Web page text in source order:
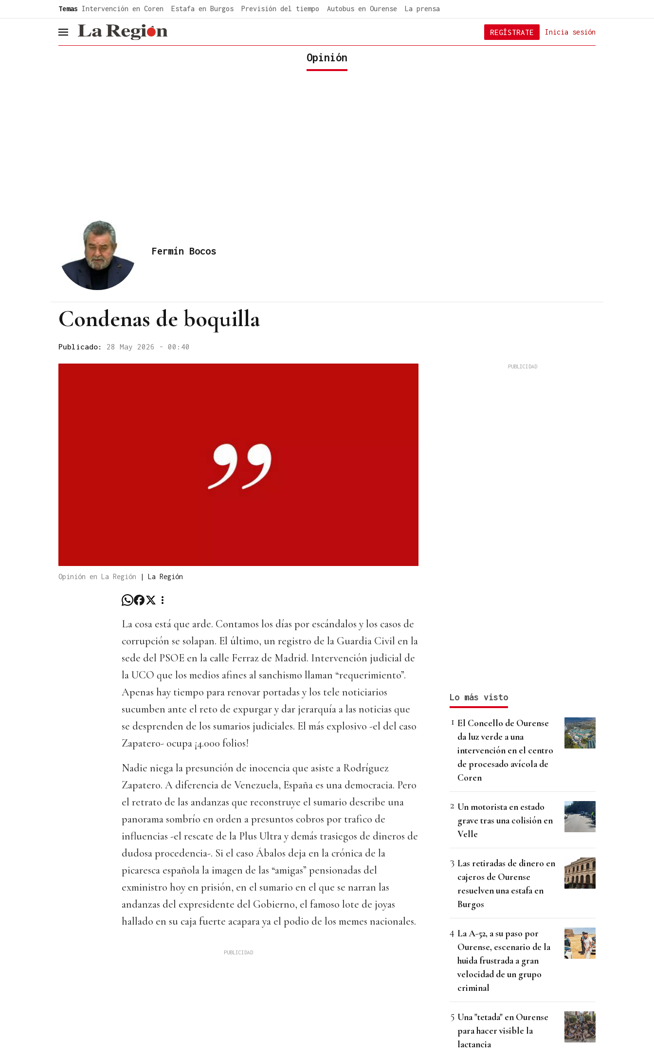
Temas Intervención en Coren Estafa en Burgos Previsión del tiempo Autobus en Ourense La prensa
header.menu.open Inicia sesión
REGÍSTRATE
Opinión
Fermín Bocos
Condenas de boquilla
Publicado: 28 May 2026 - 00:40
Opinión en La Región | La Región
La cosa está que arde. Contamos los días por escándalos y los casos de
corrupción se solapan. El último, un registro de la Guardia Civil en la
sede del PSOE en la calle Ferraz de Madrid. Intervención judicial de
la UCO que los medios afines al sanchismo llaman “requerimiento”.
Apenas hay tiempo para renovar portadas y los tele noticiarios
sucumben ante el reto de expurgar y dar jerarquía a las noticias que
se desprenden de los sumarios judiciales. El más explosivo -el del caso
Zapatero- ocupa ¡4.000 folios!
Nadie niega la presunción de inocencia que asiste a Rodríguez
Zapatero. A diferencia de Venezuela, España es una democracia. Pero
el retrato de las andanzas que reconstruye el sumario describe una
panorama sombrío en orden a presuntos cobros por trafico de
influencias -el rescate de la Plus Ultra y demás trasiegos de dineros de
dudosa procedencia-. Si el caso Ábalos deja en la crónica de la
picaresca española la imagen de las “amigas” pensionadas del
exministro hoy en prisión, en el sumario en el que se narran las
andanzas del expresidente del Gobierno, el famoso lote de joyas
hallado en su caja fuerte acapara ya el podio de los memes nacionales.
Lo más visto
El Concello de Ourense
da luz verde a una
intervención en el centro
de procesado avícola de
Coren
Un motorista en estado
grave tras una colisión en
Velle
Las retiradas de dinero en
cajeros de Ourense
resuelven una estafa en
Burgos
La A-52, a su paso por
Ourense, escenario de la
huida frustrada a gran
velocidad de un grupo
criminal
Una "tetada" en Ourense
para hacer visible la
lactancia